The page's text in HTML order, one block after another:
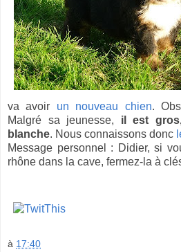
va avoir un nouveau chien.
Malgré sa jeunesse, il est
blanche. Nous connaissons donc
Message personnel : Didier, si
rhône dans la cave, fermez-la à
à 17:40